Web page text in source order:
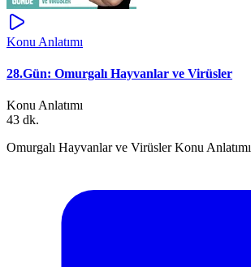
Konu Anlatımı
28.Gün: Omurgalı Hayvanlar ve Virüsler
Konu Anlatımı
43 dk.
Omurgalı Hayvanlar ve Virüsler Konu Anlatımı